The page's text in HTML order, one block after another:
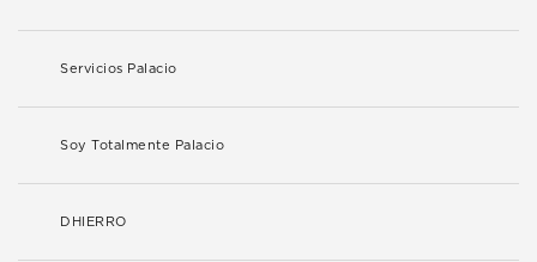
Servicios Palacio
Soy Totalmente Palacio
DHIERRO